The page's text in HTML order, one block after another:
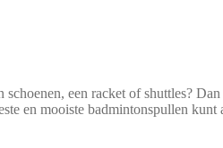
een racket of shuttles?
en mooiste badmintonspullen kunt